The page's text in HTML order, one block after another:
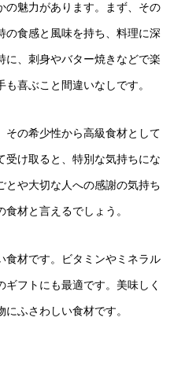
の魅力があります。まず、その
の食感と風味を持ち、料理に深
に、刺身やバター焼きなどで楽
喜ぶこと間違いなしです。
その希少性から高級食材として
受け取ると、特別な気持ちにな
とや大切な人への感謝の気持ち
材と言えるでしょう。
食材です。ビタミンやミネラル
フトにも最適です。美味しく
ふさわしい食材です。